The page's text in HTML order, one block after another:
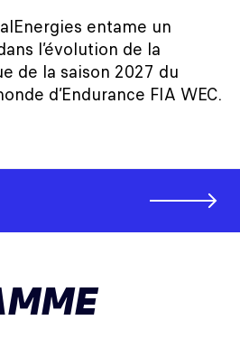
entame un
l’évolution de la
de la saison 2027 du
d’Endurance FIA WEC.